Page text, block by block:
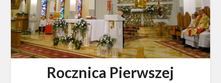
Rocznica Pierwszej